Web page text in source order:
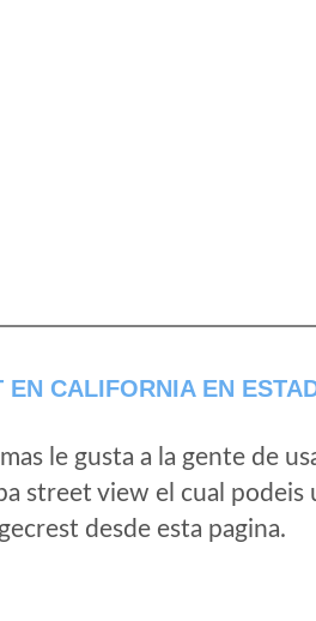
CALIFORNIA EN
le gusta a la gente de
street view el cual podeis
desde esta pagina.